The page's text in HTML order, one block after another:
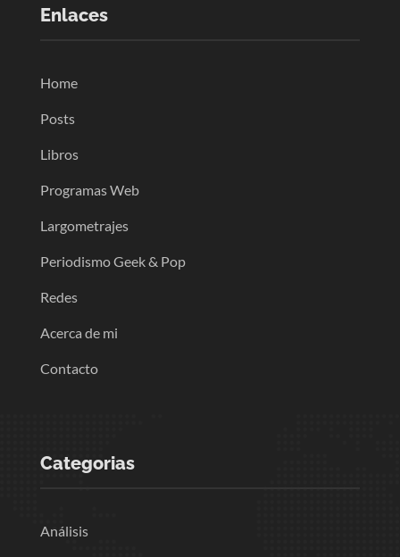
Enlaces
Home
Posts
Libros
Programas Web
Largometrajes
Periodismo Geek & Pop
Redes
Acerca de mi
Contacto
Categorias
Análisis